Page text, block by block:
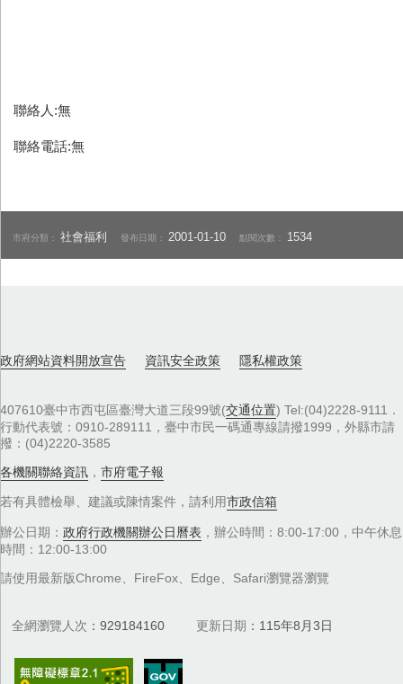
聯絡人:無
聯絡電話:無
市府分類：社會福利 發布日期： 2001-01-10 點閱次數： 1534
政府網站資料開放宣告 資訊安全政策 隱私權政策
407610臺中市西屯區臺灣大道三段99號(交通位置) Tel:(04)2228-9111．
行動代表號：0910-289111，臺中市民一碼通專線請撥1999，外縣市請
撥：(04)2220-3585
各機關聯絡資訊 ， 市府電子報
若有具體檢舉、建議或陳情案件，請利用市政信箱
辦公日期： 政府行政機關辦公日曆表 ，辦公時間：8:00-17:00，中午休息
時間：12:00-13:00
請使用最新版Chrome、FireFox、Edge、Safari瀏覽器瀏覽
全網瀏覽人次 929184160 更新日期 115年8月3日